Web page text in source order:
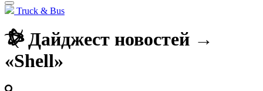
Truck & Bus
Дайджест новостей →
«Shell»